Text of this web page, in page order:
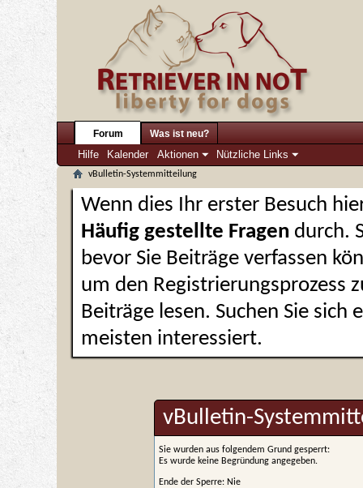
Forum
Hilfe Kalender Aktionen Nützliche Links
Was ist neu?
vBulletin-Systemmitteilung
Wenn dies Ihr erster Besuch
Häufig gestellte Fragen durch.
bevor Sie Beiträge verfassen
um den Registrierungsprozess
Beiträge lesen. Suchen Sie sich
meisten interessiert.
vBulletin-
Sie wurden aus folgendem Grund gesperrt:
Es wurde keine Begründung angegeben.
Ende der Sperre: Nie